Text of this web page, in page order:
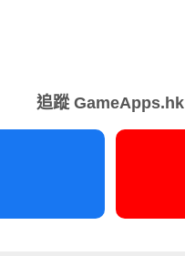
追蹤 GameApps.hk